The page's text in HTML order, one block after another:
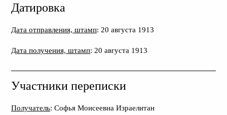
Датировка
Дата отправления, штамп: 20 августа 1913
Дата получения, штамп: 20 августа 1913
Участники переписки
Получатель: Софья Моисеевна Израелитан